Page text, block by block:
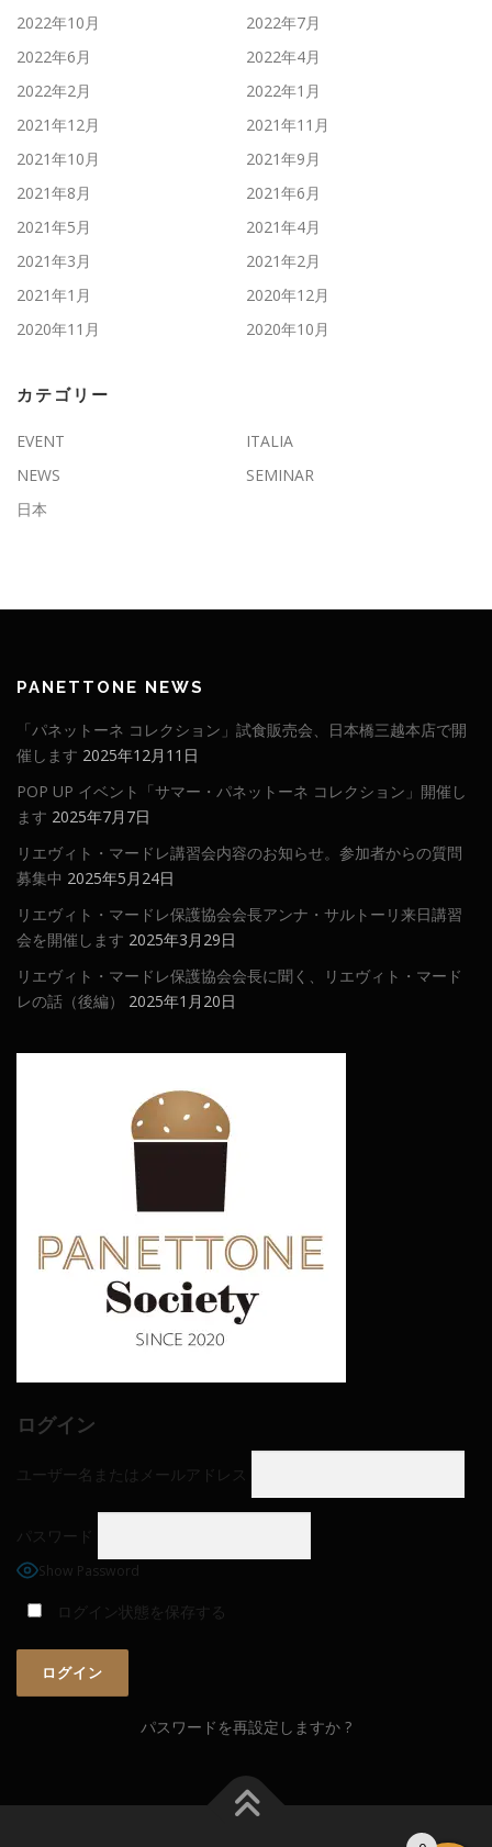
2022年10月
2022年7月
2022年6月
2022年4月
2022年2月
2022年1月
2021年12月
2021年11月
2021年10月
2021年9月
2021年8月
2021年6月
2021年5月
2021年4月
2021年3月
2021年2月
2021年1月
2020年12月
2020年11月
2020年10月
カテゴリー
EVENT
ITALIA
NEWS
SEMINAR
日本
PANETTONE NEWS
「パネットーネ コレクション」試食販売会、日本橋三越本店で開
催します 2025年12月11日
POP UP イベント「サマー・パネットーネ コレクション」開催し
ます 2025年7月7日
リエヴィト・マードレ講習会内容のお知らせ。参加者からの質問
募集中 2025年5月24日
リエヴィト・マードレ保護協会会長アンナ・サルトーリ来日講習
会を開催します 2025年3月29日
リエヴィト・マードレ保護協会会長に聞く、リエヴィト・マード
レの話（後編）
2025年1月20日
ログイン
ユーザー名またはメールアドレス
パスワード
Show Password
ログイン状態を保存する
パスワードを再設定しますか ?